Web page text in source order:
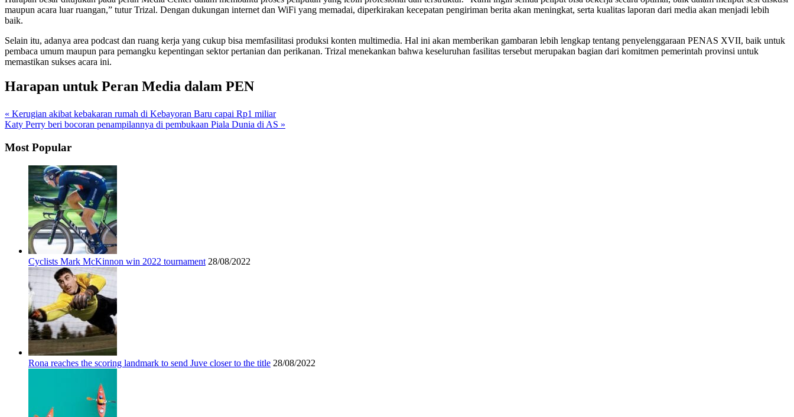
maupun acara luar ruangan,” tutur Trizal. Dengan dukungan internet dan WiFi yang memadai, diperkirakan kecepatan pengiriman berita akan meningkat, serta kualitas laporan dari media akan menjadi lebih
baik.
Selain itu, adanya area podcast dan ruang kerja yang cukup bisa memfasilitasi produksi konten multimedia. Hal ini akan memberikan gambaran lebih lengkap tentang penyelenggaraan PENAS XVII, baik untuk
pembaca umum maupun para pemangku kepentingan sektor pertanian dan perikanan. Trizal menekankan bahwa keseluruhan fasilitas tersebut merupakan bagian dari komitmen pemerintah provinsi untuk
memastikan sukses acara ini.
Harapan untuk Peran Media dalam PEN
« Kerugian akibat kebakaran rumah di Kebayoran Baru capai Rp1 miliar
Katy Perry beri bocoran penampilannya di pembukaan Piala Dunia di AS »
Most Popular
Cyclists Mark McKinnon win 2022 tournament 28/08/2022
Rona reaches the scoring landmark to send Juve closer to the title 28/08/2022